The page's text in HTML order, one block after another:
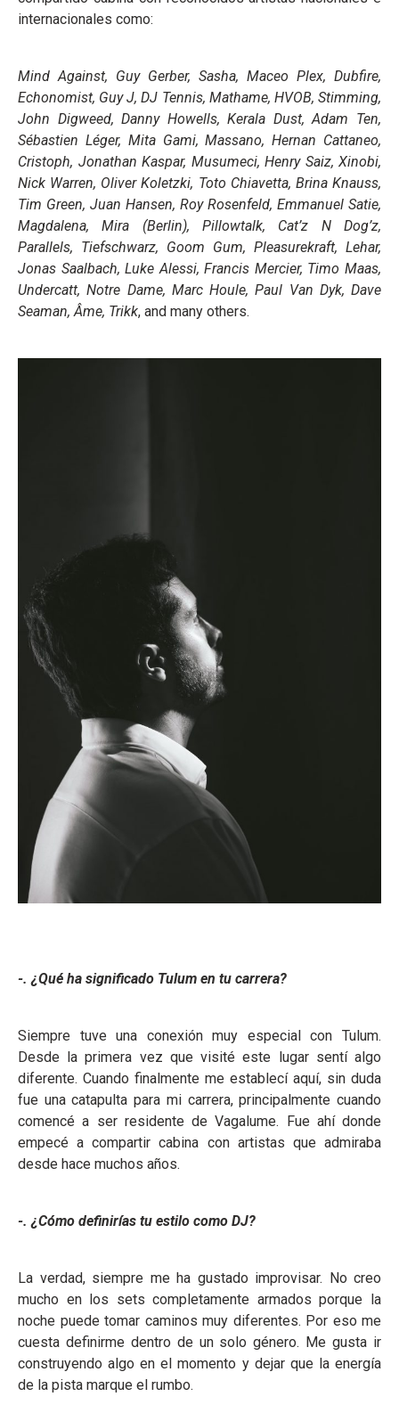
internacionales como:
Mind Against, Guy Gerber, Sasha, Maceo Plex, Dubfire,
Echonomist, Guy J, DJ Tennis, Mathame, HVOB, Stimming,
John Digweed, Danny Howells, Kerala Dust, Adam Ten,
Sébastien Léger, Mita Gami, Massano, Hernan Cattaneo,
Cristoph, Jonathan Kaspar, Musumeci, Henry Saiz, Xinobi,
Nick Warren, Oliver Koletzki, Toto Chiavetta, Brina Knauss,
Tim Green, Juan Hansen, Roy Rosenfeld, Emmanuel Satie,
Magdalena, Mira (Berlin), Pillowtalk, Cat’z N Dog’z,
Parallels, Tiefschwarz, Goom Gum, Pleasurekraft, Lehar,
Jonas Saalbach, Luke Alessi, Francis Mercier, Timo Maas,
Undercatt, Notre Dame, Marc Houle, Paul Van Dyk, Dave
Seaman, Âme, Trikk, and many others.
-. ¿Qué ha significado Tulum en tu carrera?
Siempre tuve una conexión muy especial con Tulum.
Desde la primera vez que visité este lugar sentí algo
diferente. Cuando finalmente me establecí aquí, sin duda
fue una catapulta para mi carrera, principalmente cuando
comencé a ser residente de Vagalume. Fue ahí donde
empecé a compartir cabina con artistas que admiraba
desde hace muchos años.
-. ¿Cómo definirías tu estilo como DJ?
La verdad, siempre me ha gustado improvisar. No creo
mucho en los sets completamente armados porque la
noche puede tomar caminos muy diferentes. Por eso me
cuesta definirme dentro de un solo género. Me gusta ir
construyendo algo en el momento y dejar que la energía
de la pista marque el rumbo.